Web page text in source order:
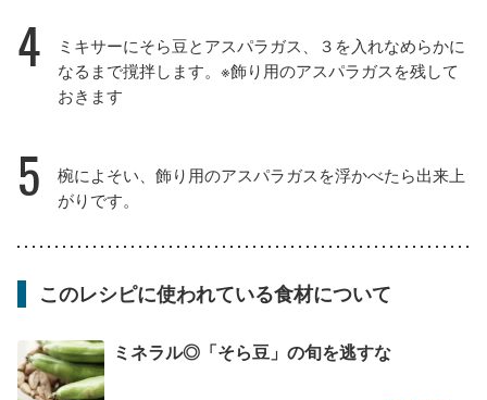
4
ミキサーにそら豆とアスパラガス、３を入れなめらかに
なるまで撹拌します。※飾り用のアスパラガスを残して
おきます
5
椀によそい、飾り用のアスパラガスを浮かべたら出来上
がりです。
このレシピに使われている食材について
ミネラル◎「そら豆」の旬を逃すな